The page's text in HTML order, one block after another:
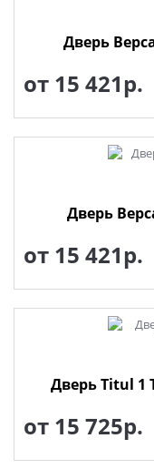
Дверь
от 15 421р.
Дверь
от 15 421р.
Дверь Titul 1
от 15 725р.